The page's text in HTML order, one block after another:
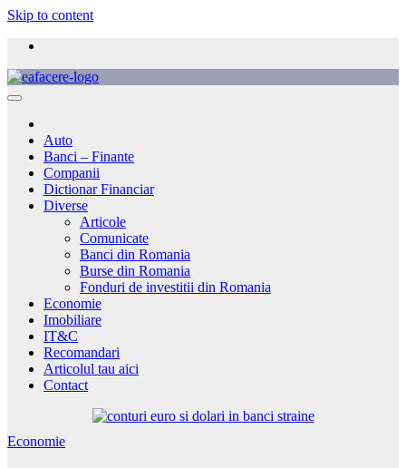
Skip to content
Auto
Banci – Finante
Companii
Dictionar Financiar
Diverse
Articole
Comunicate
Banci din Romania
Burse din Romania
Fonduri de investitii din Romania
Economie
Imobiliare
IT&C
Recomandari
Articolul tau aici
Contact
Economie